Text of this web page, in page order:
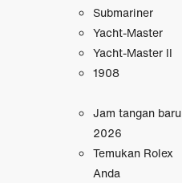
Submariner
Yacht-Master
Yacht-Master II
1908
Jam tangan baru
2026
Temukan Rolex
Anda